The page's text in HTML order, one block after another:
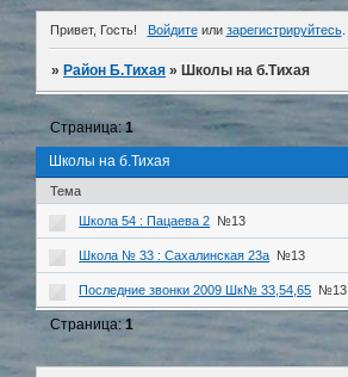
Привет, Гость! Войдитеили зарегистрируйтесь.
» Район Б.Тихая » Школы на б.Тихая
Школы на б.Тихая
Страница:1
Тема
Школа 54 : Пацаева 2 №13
Школа № 33 : Сахалинская 23а №13
Последние звонки 2009 Шк№ 33,54,65 №13
Страница:1